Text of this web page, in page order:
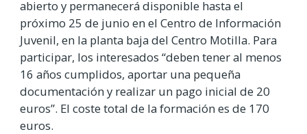
abierto y permanecerá disponible hasta el
próximo 25 de junio en el Centro de Información
Juvenil, en la planta baja del Centro Motilla. Para
participar, los interesados “deben tener al menos
16 años cumplidos, aportar una pequeña
documentación y realizar un pago inicial de 20
euros”. El coste total de la formación es de 170
euros.